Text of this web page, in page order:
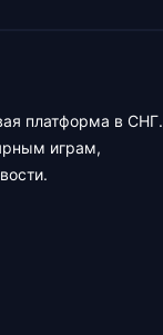
платформа в СНГ.
играм,